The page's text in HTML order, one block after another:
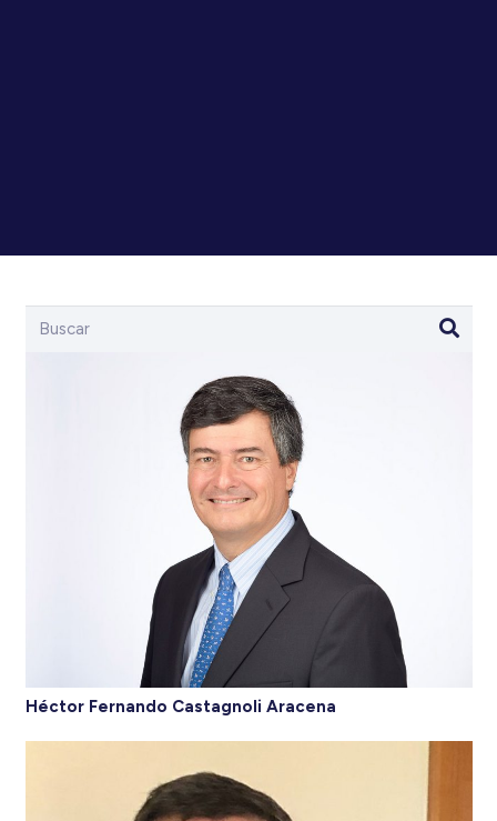
Héctor Fernando Castagnoli Aracena